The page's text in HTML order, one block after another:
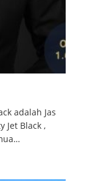
adalah Jas
Jet Black ,